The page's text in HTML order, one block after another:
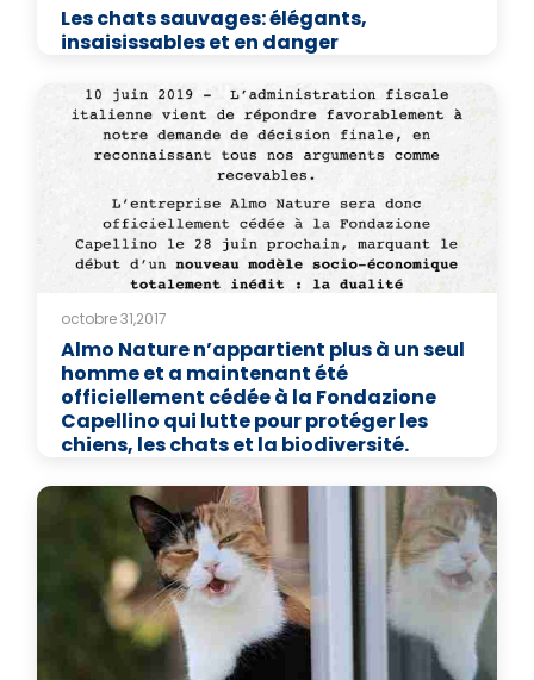
Les chats sauvages: élégants,
insaisissables et en danger
octobre 31,2017
Almo Nature n’appartient plus à un seul
homme et a maintenant été
officiellement cédée à la Fondazione
Capellino qui lutte pour protéger les
chiens, les chats et la biodiversité.